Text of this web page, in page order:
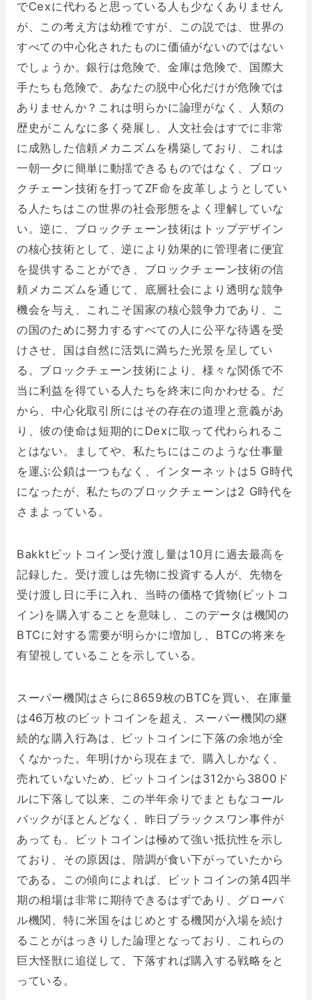
でCexに代わると思っている人も少なくありません
が、この考え方は幼稚ですが、この説では、世界の
すべての中心化されたものに価値がないのではない
でしょうか。銀行は危険で、金庫は危険で、国際大
手たちも危険で、あなたの脱中心化だけが危険では
ありませんか？これは明らかに論理がなく、人類の
歴史がこんなに多く発展し、人文社会はすでに非常
に成熟した信頼メカニズムを構築しており、これは
一朝一夕に簡単に動揺できるものではなく、ブロッ
クチェーン技術を打ってZF命を皮革しようとしてい
る人たちはこの世界の社会形態をよく理解していな
い。逆に、ブロックチェーン技術はトップデザイン
の核心技術として、逆により効果的に管理者に便宜
を提供することができ、ブロックチェーン技術の信
頼メカニズムを通じて、底層社会により透明な競争
機会を与え、これこそ国家の核心競争力であり、こ
の国のために努力するすべての人に公平な待遇を受
けさせ、国は自然に活気に満ちた光景を呈してい
る。ブロックチェーン技術により、様々な関係で不
当に利益を得ている人たちを終末に向かわせる。だ
から、中心化取引所にはその存在の道理と意義があ
り、彼の使命は短期的にDexに取って代わられるこ
とはない。ましてや、私たちにはこのような仕事量
を運ぶ公鎖は一つもなく、インターネットは5 G時代
になったが、私たちのブロックチェーンは2 G時代を
さまよっている。
Bakktビットコイン受け渡し量は10月に過去最高を
記録した。受け渡しは先物に投資する人が、先物を
受け渡し日に手に入れ、当時の価格で貨物(ビットコ
イン)を購入することを意味し、このデータは機関の
BTCに対する需要が明らかに増加し、BTCの将来を
有望視していることを示している。
スーパー機関はさらに8659枚のBTCを買い、在庫量
は46万枚のビットコインを超え、スーパー機関の継
続的な購入行為は、ビットコインに下落の余地が全
くなかった。年明けから現在まで、購入しかなく、
売れていないため、ビットコインは312から3800ド
ルに下落して以来、この半年余りでまともなコール
バックがほとんどなく、昨日ブラックスワン事件が
あっても、ビットコインは極めて強い抵抗性を示し
ており、その原因は、階調が食い下がっていたから
である。この傾向によれば、ビットコインの第4四半
期の相場は非常に期待できるはずであり、グローバ
ル機関、特に米国をはじめとする機関が入場を続け
ることがはっきりした論理となっており、これらの
巨大怪獣に追従して、下落すれば購入する戦略をと
っている。